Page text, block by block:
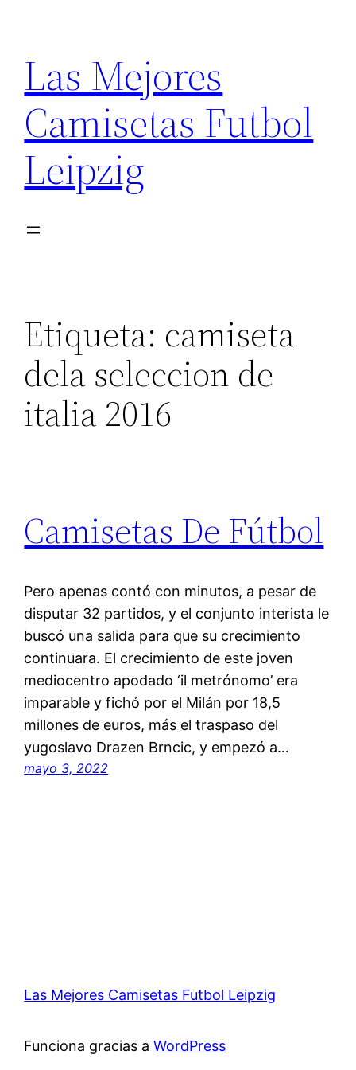
contenido
Las Mejores
Camisetas Futbol
Leipzig
Etiqueta: camiseta
dela seleccion de
italia 2016
Camisetas De Fútbol
Pero apenas contó con minutos, a pesar de
disputar 32 partidos, y el conjunto interista le
buscó una salida para que su crecimiento
continuara. El crecimiento de este joven
mediocentro apodado ‘il metrónomo’ era
imparable y fichó por el Milán por 18,5
millones de euros, más el traspaso del
yugoslavo Drazen Brncic, y empezó a…
mayo 3, 2022
Las Mejores Camisetas Futbol Leipzig
Funciona gracias aWordPress